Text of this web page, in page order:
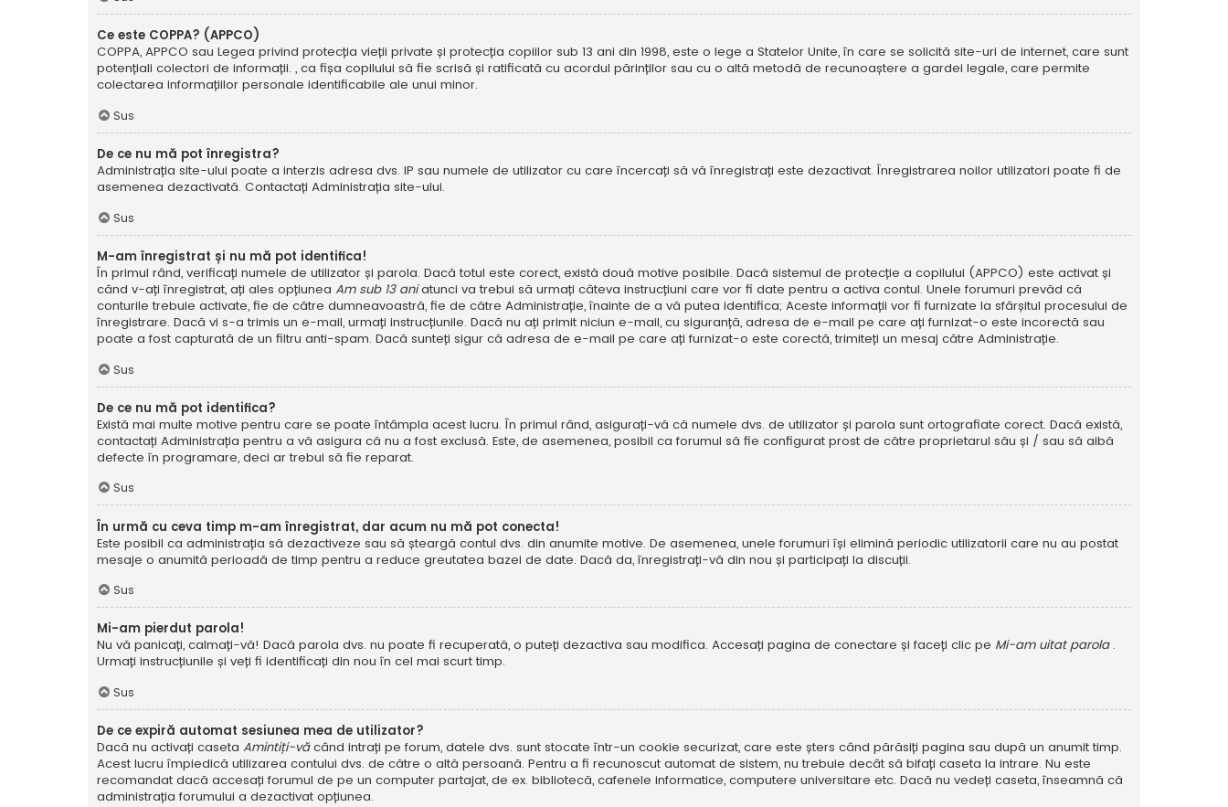
Ce este COPPA? (APPCO)
COPPA, APPCO sau Legea privind protecția vieții private și protecția copiilor sub 13 ani din 1998, este o lege a Statelor Unite, în care se solicită site-uri de internet, care sunt
potențiali colectori de informații. , ca fișa copilului să fie scrisă și ratificată cu acordul părinților sau cu o altă metodă de recunoaștere a gardei legale, care permite
colectarea informațiilor personale identificabile ale unui minor.
Sus
De ce nu mă pot înregistra?
Administrația site-ului poate a interzis adresa dvs. IP sau numele de utilizator cu care încercați să vă înregistrați este dezactivat. Înregistrarea noilor utilizatori poate fi de
asemenea dezactivată. Contactați Administrația site-ului.
Sus
M-am înregistrat și nu mă pot identifica!
În primul rând, verificați numele de utilizator și parola. Dacă totul este corect, există două motive posibile. Dacă sistemul de protecție a copilului (APPCO) este activat și
când v-ați înregistrat, ați ales opțiunea Am sub 13 aniatunci va trebui să urmați câteva instrucțiuni care vor fi date pentru a activa contul. Unele forumuri prevăd că
conturile trebuie activate, fie de către dumneavoastră, fie de către Administrație, înainte de a vă putea identifica; Aceste informații vor fi furnizate la sfârșitul procesului de
înregistrare. Dacă vi s-a trimis un e-mail, urmați instrucțiunile. Dacă nu ați primit niciun e-mail, cu siguranță, adresa de e-mail pe care ați furnizat-o este incorectă sau
poate a fost capturată de un filtru anti-spam. Dacă sunteți sigur că adresa de e-mail pe care ați furnizat-o este corectă, trimiteți un mesaj către Administrație.
Sus
De ce nu mă pot identifica?
Există mai multe motive pentru care se poate întâmpla acest lucru. În primul rând, asigurați-vă că numele dvs. de utilizator și parola sunt ortografiate corect. Dacă există,
contactați Administrația pentru a vă asigura că nu a fost exclusă. Este, de asemenea, posibil ca forumul să fie configurat prost de către proprietarul său și / sau să aibă
defecte în programare, deci ar trebui să fie reparat.
Sus
În urmă cu ceva timp m-am înregistrat, dar acum nu mă pot conecta!
Este posibil ca administrația să dezactiveze sau să șteargă contul dvs. din anumite motive. De asemenea, unele forumuri își elimină periodic utilizatorii care nu au postat
mesaje o anumită perioadă de timp pentru a reduce greutatea bazei de date. Dacă da, înregistrați-vă din nou și participați la discuții.
Sus
Mi-am pierdut parola!
Nu vă panicați, calmați-vă! Dacă parola dvs. nu poate fi recuperată, o puteți dezactiva sau modifica. Accesați pagina de conectare și faceți clic pe Mi-am uitat parola .
Urmați instrucțiunile și veți fi identificați din nou în cel mai scurt timp.
Sus
De ce expiră automat sesiunea mea de utilizator?
Dacă nu activați caseta Amintiți-văcând intrați pe forum, datele dvs. sunt stocate într-un cookie securizat, care este șters când părăsiți pagina sau după un anumit timp.
Acest lucru împiedică utilizarea contului dvs. de către o altă persoană. Pentru a fi recunoscut automat de sistem, nu trebuie decât să bifați caseta la intrare. Nu este
recomandat dacă accesați forumul de pe un computer partajat, de ex. bibliotecă, cafenele informatice, computere universitare etc. Dacă nu vedeți caseta, înseamnă că
administrația forumului a dezactivat opțiunea.